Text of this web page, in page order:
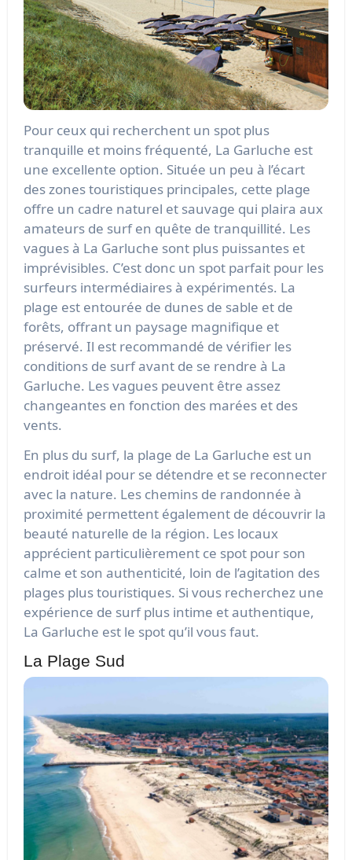
Pour ceux qui recherchent un spot plus
tranquille et moins fréquenté, La Garluche est
une excellente option. Située un peu à l’écart
des zones touristiques principales, cette plage
offre un cadre naturel et sauvage qui plaira aux
amateurs de surf en quête de tranquillité. Les
vagues à La Garluche sont plus puissantes et
imprévisibles. C’est donc un spot parfait pour les
surfeurs intermédiaires à expérimentés. La
plage est entourée de dunes de sable et de
forêts, offrant un paysage magnifique et
préservé. Il est recommandé de vérifier les
conditions de surf avant de se rendre à La
Garluche. Les vagues peuvent être assez
changeantes en fonction des marées et des
vents.
En plus du surf, la plage de La Garluche est un
endroit idéal pour se détendre et se reconnecter
avec la nature. Les chemins de randonnée à
proximité permettent également de découvrir la
beauté naturelle de la région. Les locaux
apprécient particulièrement ce spot pour son
calme et son authenticité, loin de l’agitation des
plages plus touristiques. Si vous recherchez une
expérience de surf plus intime et authentique,
La Garluche est le spot qu’il vous faut.
La Plage Sud